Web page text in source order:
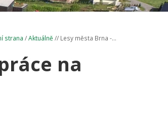
strana /Aktuálně // Lesy města Brna -...
na